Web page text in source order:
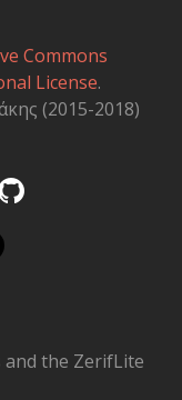
Commons
License.
(2015-2018)
and the ZerifLite